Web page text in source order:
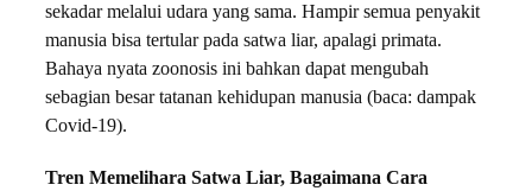
sekadar melalui udara yang sama. Hampir semua penyakit
manusia bisa tertular pada satwa liar, apalagi primata.
Bahaya nyata zoonosis ini bahkan dapat mengubah
sebagian besar tatanan kehidupan manusia (baca: dampak
Covid-19).
Tren Memelihara Satwa Liar, Bagaimana Cara